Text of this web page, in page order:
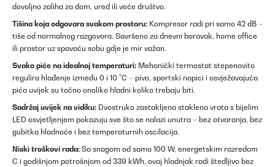
dovoljno zaliha za dom, ured ili veće društvo.
Tišina koja odgovara svakom prostoru: Kompresor radi pri samo 42 dB –
tiše od normalnog razgovora. Savršeno za dnevni boravak, home office
ili prostor uz spavaću sobu gdje je mir važan.
Svako piće na idealnoj temperaturi: Mehanički termostat stepenovito
regulira hlađenje između 0 i 10 °C – pivo, sportski napici i osvježavajuća
pića uvijek su točno onoliko hladni koliko trebaju biti.
Sadržaj uvijek na vidiku: Dvostruko zastakljena staklena vrata s bijelim
LED osvjetljenjem pokazuju sve što se nalazi unutra – bez otvaranja, bez
gubitka hladnoće i bez temperaturnih oscilacija.
Niski troškovi rada: Sa snagom od samo 100 W, energetskim razredom
C i godišnjom potrošnjom od 339 kWh, ovaj hladnjak radi štedljivo bez